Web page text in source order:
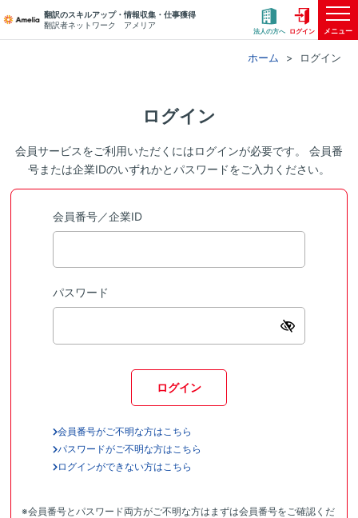
翻訳のスキルアップ・情報収集・仕事獲得
翻訳者ネットワーク アメリア
法人の方へ ログイン メニュー
ホーム ログイン
ログイン
会員サービスをご利用いただくにはログインが必要です。 会員番
号または企業IDのいずれかとパスワードをご入力ください。
会員番号／企業ID
パスワード
ログイン
会員番号がご不明な方はこちら
パスワードがご不明な方はこちら
ログインができない方はこちら
※会員番号とパスワード両方がご不明な方はまずは会員番号をご確認くだ